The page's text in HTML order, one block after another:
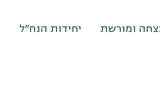
ומורשת יחידות הנח״ל